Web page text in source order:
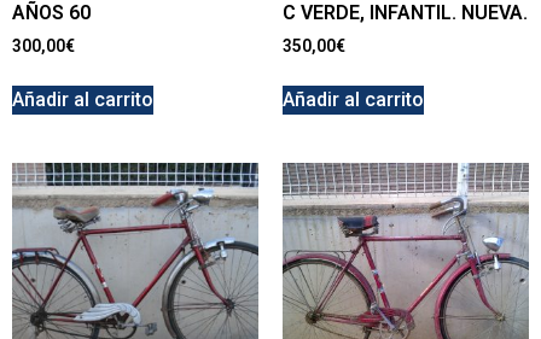
AÑOS 60
300,00€
Añadir al carrito
C VERDE, INFANTIL. NUEVA.
350,00€
Añadir al carrito